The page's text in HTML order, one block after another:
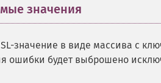
значения
значение в виде массива с
ошибки будет выброшено